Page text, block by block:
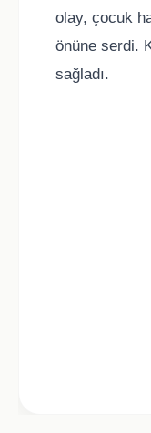
olay, çocuk
önüne serdi.
sağladı.